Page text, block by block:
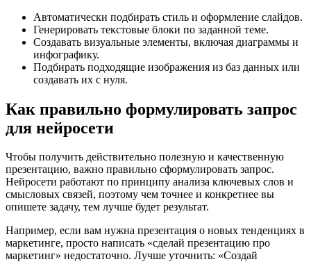
Автоматически подбирать стиль и оформление слайдов.
Генерировать текстовые блоки по заданной теме.
Создавать визуальные элементы, включая диаграммы и
инфографику.
Подбирать подходящие изображения из баз данных или
создавать их с нуля.
Как правильно формулировать запрос
для нейросети
Чтобы получить действительно полезную и качественную
презентацию, важно правильно сформулировать запрос.
Нейросети работают по принципу анализа ключевых слов и
смысловых связей, поэтому чем точнее и конкретнее вы
опишете задачу, тем лучше будет результат.
Например, если вам нужна презентация о новых тенденциях в
маркетинге, просто написать «сделай презентацию про
маркетинг» недостаточно. Лучше уточнить: «Создай